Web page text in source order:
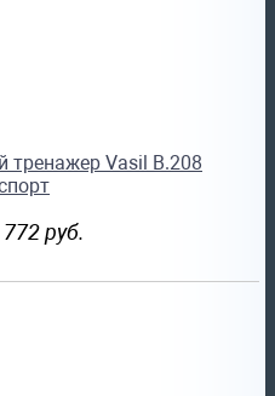
тренажер Vasil B.208
руб.